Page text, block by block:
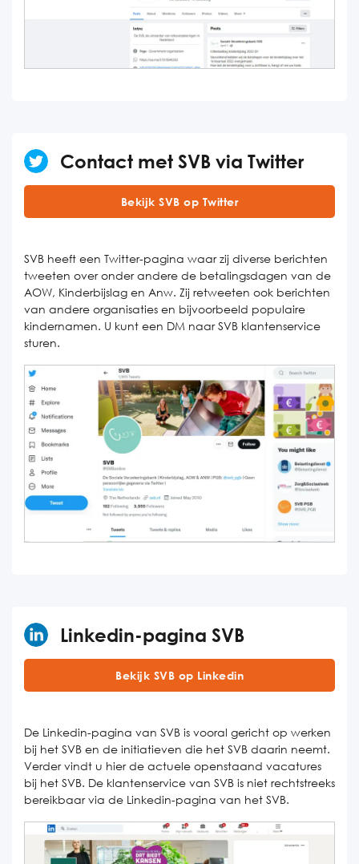
Contact met SVB via Twitter
Bekijk SVB op Twitter
SVB heeft een Twitter-pagina waar zij diverse berichten
tweeten over onder andere de betalingsdagen van de
AOW, Kinderbijslag en Anw. Zij retweeten ook berichten
van andere organisaties en bijvoorbeeld populaire
kindernamen. U kunt een DM naar SVB klantenservice
sturen.
Linkedin-pagina SVB
Bekijk SVB op Linkedin
De Linkedin-pagina van SVB is vooral gericht op werken
bij het SVB en de initiatieven die het SVB daarin neemt.
Verder vindt u hier de actuele openstaand vacatures
bij het SVB. De klantenservice van SVB is niet rechtstreeks
bereikbaar via de Linkedin-pagina van het SVB.